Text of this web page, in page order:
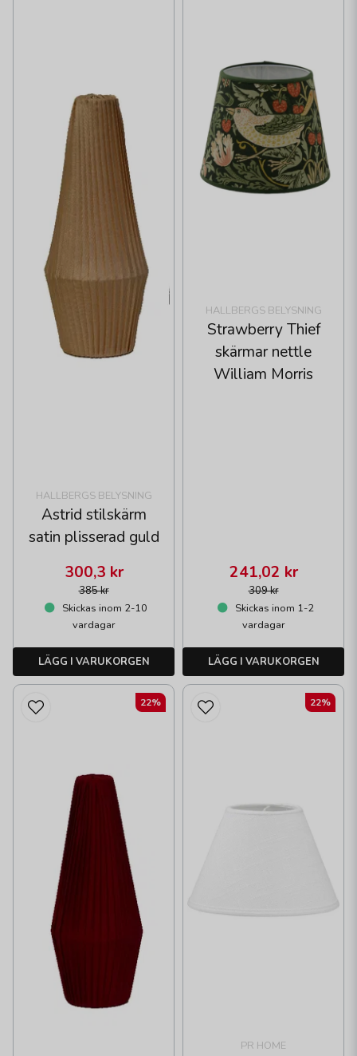
HALLBERGS BELYSNING
Astrid stilskärm
satin plisserad guld
385 kr
300,3 kr
Skickas inom 2-10
vardagar
LÄGG I VARUKORGEN
HALLBERGS BELYSNING
Strawberry Thief
skärmar nettle
William Morris
309 kr
241,02 kr
Skickas inom 1-2
vardagar
LÄGG I VARUKORGEN
22%
PR HOME
22%